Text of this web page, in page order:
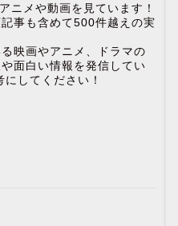
ニメや動画を見ています！
事も含めて500件越えの実
映画やアニメ、ドラマの
面白い情報を発信してい
してください！